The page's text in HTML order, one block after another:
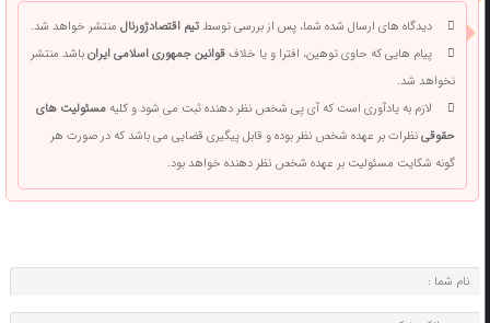
دیدگاه های ارسال شده شما، پس از بررسی توسطتیم اقتصادژورنالمنتشر خواهد شد.
پیام هایی که حاوی توهین، افترا و یا خلافقوانین جمهوری اسلامی ایرانباشد منتشر
نخواهد شد.
لازم به یادآوری است که آی پی شخص نظر دهنده ثبت می شود و کلیهمسئولیت های
حقوقینظرات بر عهده شخص نظر بوده و قابل پیگیری قضایی می باشد که در صورت هر
گونه شکایت مسئولیت بر عهده شخص نظر دهنده خواهد بود.